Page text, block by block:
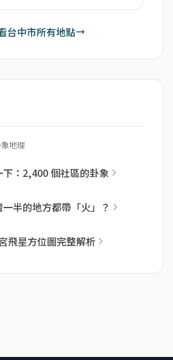
台中市所有地點
地理
：2,400 個社區的卦象
半的地方都帶「火」？
飛星方位圖完整解析